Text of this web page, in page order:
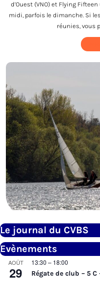
d’Ouest (VNO) et Flying
midi, parfois le dimanche. Si
réunies, vous
Le journal du CVBS
Evènements
AOÛT
29
13:30 – 18:00
Régate de club – 5 C